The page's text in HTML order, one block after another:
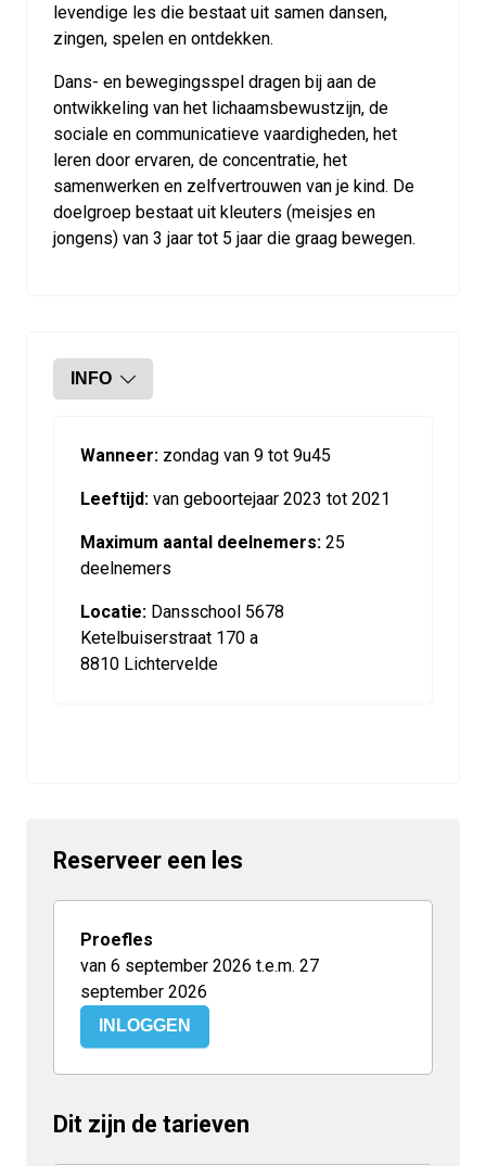
levendige les die bestaat uit samen dansen,
zingen, spelen en ontdekken.
Dans- en bewegingsspel dragen bij aan de
ontwikkeling van het lichaamsbewustzijn, de
sociale en communicatieve vaardigheden, het
leren door ervaren, de concentratie, het
samenwerken en zelfvertrouwen van je kind. De
doelgroep bestaat uit kleuters (meisjes en
jongens) van 3 jaar tot 5 jaar die graag bewegen.
INFO
Wanneer: zondag van 9 tot 9u45
Leeftijd: van geboortejaar 2023 tot 2021
Maximum aantal deelnemers: 25
deelnemers
Locatie: Dansschool 5678
Ketelbuiserstraat 170 a
8810 Lichtervelde
Reserveer een les
Proefles
van 6 september 2026 t.e.m. 27
september 2026
INLOGGEN
Dit zijn de tarieven